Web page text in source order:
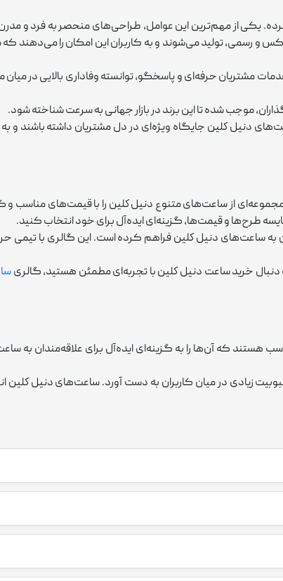
یکی از مهم‌ترین این عوامل، طراحی‌های منحصر به ‌فرد و
رسمی، تولید می‌شوند و به کاربران این امکان را می‌دهند که
مشتریان حرفه‌ای و پاسخگو، توانسته وفاداری بالایی در
موجب شده تا این برند در بازار جهانی به ‌سرعت شناخته شود.
دنيل كلين جایگاه ویژه‌ای در دل مشتریان داشته باشند و
از ساعت‌های متنوع دنيل كلين را با قیمت‌های مناسب و
طرح‌ها و قیمت‌ها، گزینه‌ای ایده‌آل برای خود انتخاب کنید.
به ساعت‌های دنيل كلين فراهم کرده است. این گالری با تیمی
خرید ساعت دنيل كلين با تجربه‌ای مطمئن هستید، گالری
هستند که آن‌ها را به گزینه‌ای ایده‌آل برای علاقه‌مندان به
زیادی در میان کاربران به دست آورد. ساعت‌های دنيل كلين
تأسیس شده است. با این حال، تولید این ساعت‌ها عمدتاً در کارخانه‌هایی در چین انجام می‌شود که از
دقیق کوارتز، کیفیت ساخت بالایی دارند. این ویژگی‌ها به
کیفیت بالا را با قیمتی اقتصادی ارائه دهد، که همین موضوع